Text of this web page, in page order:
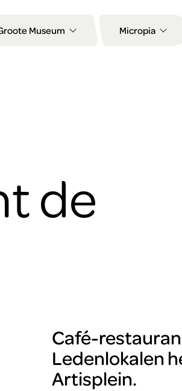
Museum Micropia
de
Café-
Ledenlokalen
Artisplein.